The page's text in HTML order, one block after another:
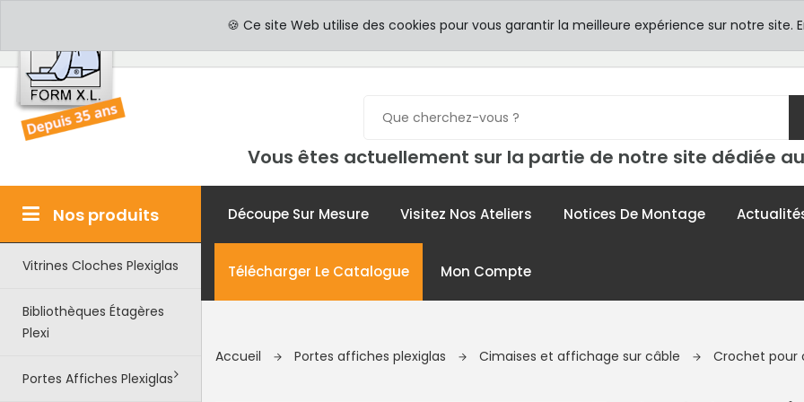
PROFESSIONNELS PARTICULIERS 8h00 -
Vous êtes actuellement sur la partie de notre site dédiée
Nos produits
Vitrines Cloches Plexiglas
Bibliothèques Étagères
Plexi
Portes Affiches Plexiglas
Découpe Sur Mesure Visitez Nos Ateliers Notices De Montage
Télécharger Le Catalogue Mon Compte
Accueil Portes affiches plexiglas Cimaises et affichage sur câble Crochet pour
🍪 Ce site Web utilise des cookies pour vous garantir la meilleure expérience sur notre site.